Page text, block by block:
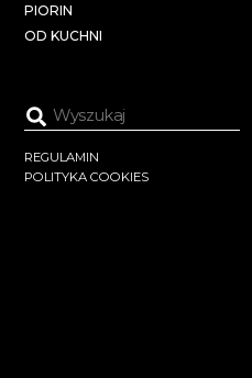
PIORIN
OD KUCHNI
REGULAMIN
POLITYKA COOKIES